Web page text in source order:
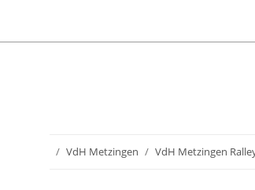
VdH Metzingen VdH Metzingen